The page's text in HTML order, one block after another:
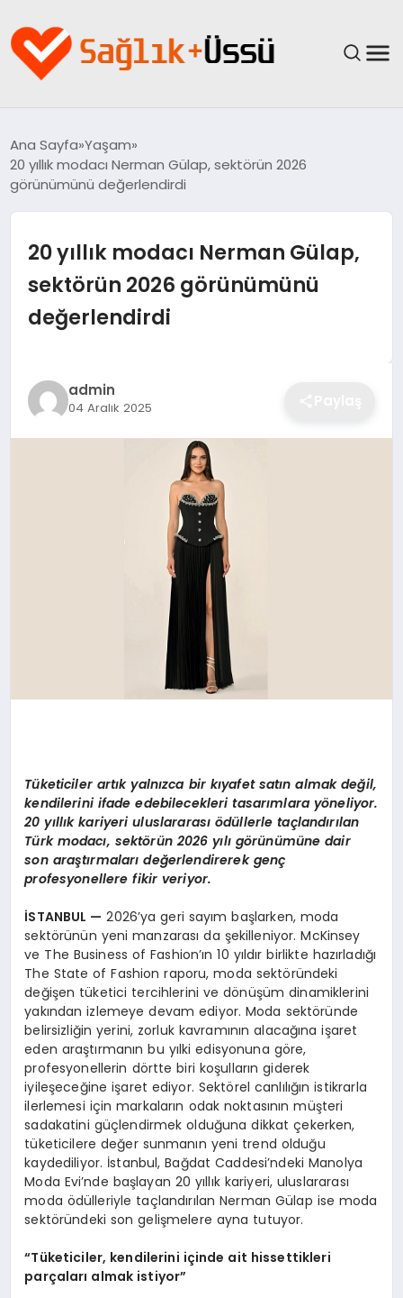
YAŞAM
GÜNCEL
SPOR & FITNESS
Ana Sayfa Yaşam
20 yıllık modacı Nerman Gülap, sektörün 2026
görünümünü değerlendirdi
20 yıllık modacı Nerman Gülap,
sektörün 2026 görünümünü
değerlendirdi
admin
04 Aralık 2025
Tüketiciler artık yalnızca bir kıyafet satın almak değil,
kendilerini ifade edebilecekleri tasarımlara yöneliyor.
20 yıllık kariyeri uluslararası ödüllerle taçlandırılan
Türk modacı, sektörün 2026 yılı görünümüne dair
son araştırmaları değerlendirerek genç
profesyonellere fikir veriyor.
İSTANBUL — 2026’ya geri sayım başlarken, moda
sektörünün yeni manzarası da şekilleniyor. McKinsey
ve The Business of Fashion’ın 10 yıldır birlikte hazırladığı
The State of Fashion raporu, moda sektöründeki
değişen tüketici tercihlerini ve dönüşüm dinamiklerini
yakından izlemeye devam ediyor. Moda sektöründe
belirsizliğin yerini, zorluk kavramının alacağına işaret
eden araştırmanın bu yılki edisyonuna göre,
profesyonellerin dörtte biri koşulların giderek
iyileşeceğine işaret ediyor. Sektörel canlılığın istikrarla
ilerlemesi için markaların odak noktasının müşteri
sadakatini güçlendirmek olduğuna dikkat çekerken,
tüketicilere değer sunmanın yeni trend olduğu
kaydediliyor. İstanbul, Bağdat Caddesi’ndeki Manolya
Moda Evi’nde başlayan 20 yıllık kariyeri, uluslararası
moda ödülleriyle taçlandırılan Nerman Gülap ise moda
sektöründeki son gelişmelere ayna tutuyor.
“Tüketiciler, kendilerini içinde ait hissettikleri
parçaları almak istiyor”